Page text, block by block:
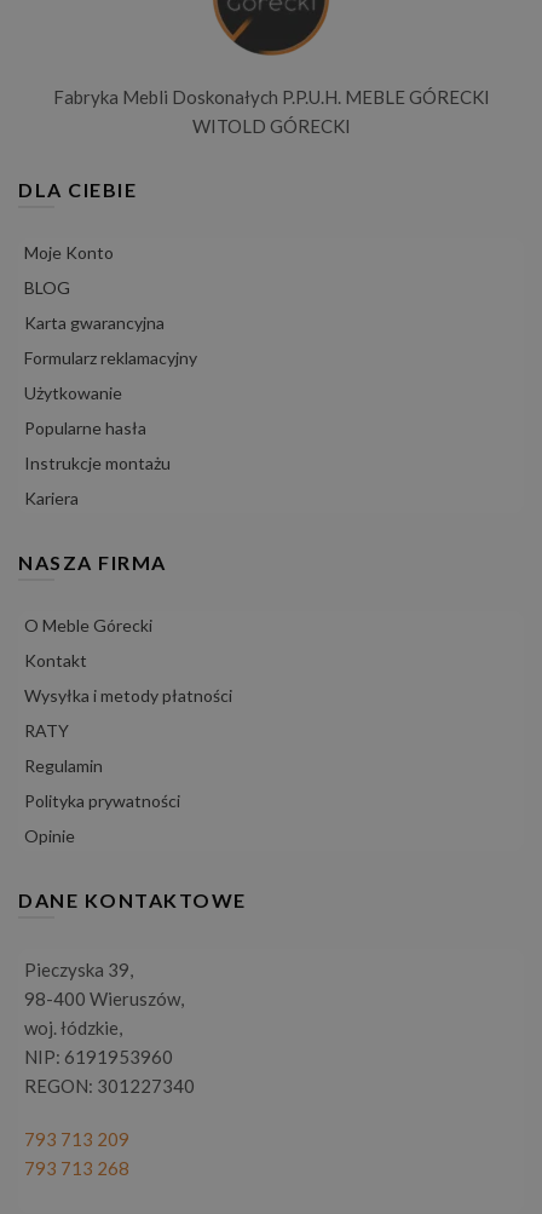
Fabryka Mebli Doskonałych P.P.U.H. MEBLE GÓRECKI
WITOLD GÓRECKI
DLA CIEBIE
Moje Konto
BLOG
Karta gwarancyjna
Formularz reklamacyjny
Użytkowanie
Popularne hasła
Instrukcje montażu
Kariera
NASZA FIRMA
O Meble Górecki
Kontakt
Wysyłka i metody płatności
RATY
Regulamin
Polityka prywatności
Opinie
DANE KONTAKTOWE
Pieczyska 39,
98-400 Wieruszów,
woj. łódzkie,
NIP: 6191953960
REGON: 301227340
793 713 209
793 713 268